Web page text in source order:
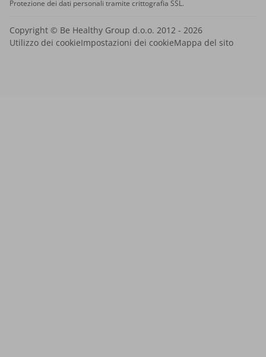
Protezione dei dati personali tramite crittografia SSL.
Copyright © Be Healthy Group d.o.o. 2012 - 2026
Utilizzo dei cookieImpostazioni dei cookieMappa del sito